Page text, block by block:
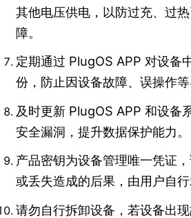
其他电压供电，以防过充、过
障。​
定期通过 PlugOS APP 对设备
份，防止因设备故障、误操作等
及时更新 PlugOS APP 和设备
安全漏洞，提升数据保护能力。
产品密钥为设备管理唯一凭证
或丢失造成的后果，由用户自行
请勿自行拆卸设备，若设备出